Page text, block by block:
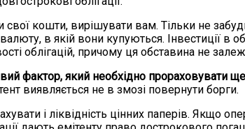
свої кошти, вирішувати вам. Тільки не
в якій вони купуються. Інвестиції
облігацій, причому ця обставина не
фактор, який необхідно прораховувати
виявляється не в змозі повернути борги.
і ліквідність цінних паперів. Якщо